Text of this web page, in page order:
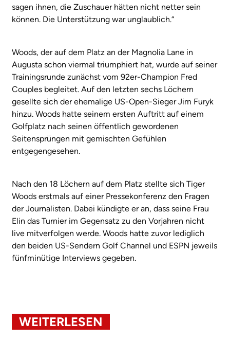
sagen ihnen, die Zuschauer hätten nicht netter sein
können. Die Unterstützung war unglaublich.“
Woods, der auf dem Platz an der Magnolia Lane in
Augusta schon viermal triumphiert hat, wurde auf seiner
Trainingsrunde zunächst vom 92er-Champion Fred
Couples begleitet. Auf den letzten sechs Löchern
gesellte sich der ehemalige US-Open-Sieger Jim Furyk
hinzu. Woods hatte seinem ersten Auftritt auf einem
Golfplatz nach seinen öffentlich gewordenen
Seitensprüngen mit gemischten Gefühlen
entgegengesehen.
Nach den 18 Löchern auf dem Platz stellte sich Tiger
Woods erstmals auf einer Pressekonferenz den Fragen
der Journalisten. Dabei kündigte er an, dass seine Frau
Elin das Turnier im Gegensatz zu den Vorjahren nicht
live mitverfolgen werde. Woods hatte zuvor lediglich
den beiden US-Sendern Golf Channel und ESPN jeweils
fünfminütige Interviews gegeben.
WEITERLESEN